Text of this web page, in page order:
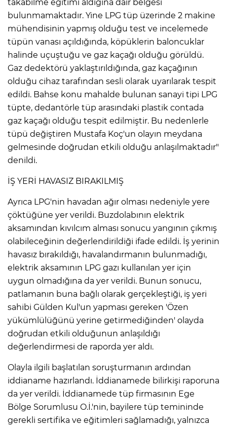
takabilme eğitimi aldığına dair belgesi
bulunmamaktadır. Yine LPG tüp üzerinde 2 makine
mühendisinin yapmış olduğu test ve incelemede
tüpün vanası açıldığında, köpüklerin baloncuklar
halinde uçuştuğu ve gaz kaçağı olduğu görüldü.
Gaz dedektörü yaklaştırıldığında, gaz kaçağının
olduğu cihaz tarafından sesli olarak uyarılarak tespit
edildi. Bahse konu mahalde bulunan sanayi tipi LPG
tüpte, dedantörle tüp arasındaki plastik contada
gaz kaçağı olduğu tespit edilmiştir. Bu nedenlerle
tüpü değiştiren Mustafa Koç'un olayın meydana
gelmesinde doğrudan etkili olduğu anlaşılmaktadır"
denildi.
İŞ YERİ HAVASIZ BIRAKILMIŞ
Ayrıca LPG'nin havadan ağır olması nedeniyle yere
çöktüğüne yer verildi. Buzdolabının elektrik
aksamından kıvılcım alması sonucu yangının çıkmış
olabileceğinin değerlendirildiği ifade edildi. İş yerinin
havasız bırakıldığı, havalandırmanın bulunmadığı,
elektrik aksamının LPG gazı kullanılan yer için
uygun olmadığına da yer verildi. Bunun sonucu,
patlamanın buna bağlı olarak gerçekleştiği, iş yeri
sahibi Gülden Kul'un yapması gereken 'Özen
yükümlülüğünü yerine getirmediğinden' olayda
doğrudan etkili olduğunun anlaşıldığı
değerlendirmesi de raporda yer aldı.
Olayla ilgili başlatılan soruşturmanın ardından
iddianame hazırlandı. İddianamede bilirkişi raporuna
da yer verildi. İddianamede tüp firmasının Ege
Bölge Sorumlusu O.İ.'nin, bayilere tüp temininde
gerekli sertifika ve eğitimleri sağlamadığı, yalnızca